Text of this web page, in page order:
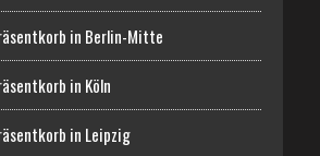
in Berlin-Mitte
in Köln
in Leipzig